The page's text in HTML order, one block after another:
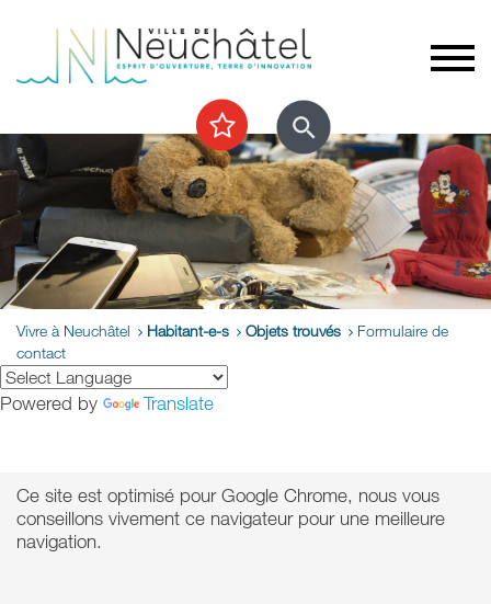
Vivre à Neuchâtel Habitant-e-s Objets trouvés
Formulaire de
contact
Powered by Translate
Ce site est optimisé pour Google Chrome, nous vous
conseillons vivement ce navigateur pour une meilleure
navigation.